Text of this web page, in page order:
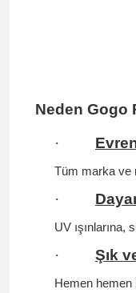
Neden Gogo
·
Tüm marka ve
·
UV
· Şık
Hemen